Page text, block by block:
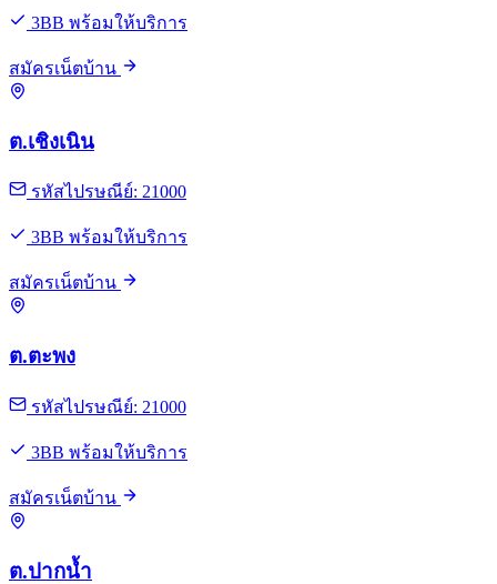
3BB พร้อมให้บริการ
สมัครเน็ตบ้าน
ต.เชิงเนิน
รหัสไปรษณีย์: 21000
3BB พร้อมให้บริการ
สมัครเน็ตบ้าน
ต.ตะพง
รหัสไปรษณีย์: 21000
3BB พร้อมให้บริการ
สมัครเน็ตบ้าน
ต.ปากน้ำ